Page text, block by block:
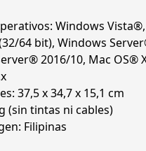
Windows
64 bit), Windows
2016/10, Mac OS®
37,5 x 34,7 x 15,1 cm
(sin tintas ni cables)
Filipinas